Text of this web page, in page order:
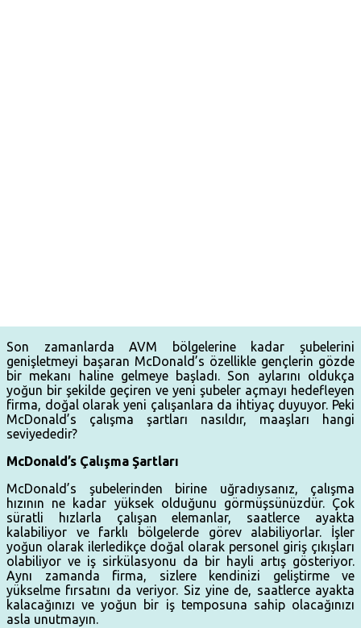
Son zamanlarda AVM bölgelerine kadar şubelerini
genişletmeyi başaran McDonald’s özellikle gençlerin gözde
bir mekanı haline gelmeye başladı. Son aylarını oldukça
yoğun bir şekilde geçiren ve yeni şubeler açmayı hedefleyen
firma, doğal olarak yeni çalışanlara da ihtiyaç duyuyor. Peki
McDonald’s çalışma şartları nasıldır, maaşları hangi
seviyededir?
McDonald’s Çalışma Şartları
McDonald’s şubelerinden birine uğradıysanız, çalışma
hızının ne kadar yüksek olduğunu görmüşsünüzdür. Çok
süratli hızlarla çalışan elemanlar, saatlerce ayakta
kalabiliyor ve farklı bölgelerde görev alabiliyorlar. İşler
yoğun olarak ilerledikçe doğal olarak personel giriş çıkışları
olabiliyor ve iş sirkülasyonu da bir hayli artış gösteriyor.
Aynı zamanda firma, sizlere kendinizi geliştirme ve
yükselme fırsatını da veriyor. Siz yine de, saatlerce ayakta
kalacağınızı ve yoğun bir iş temposuna sahip olacağınızı
asla unutmayın.